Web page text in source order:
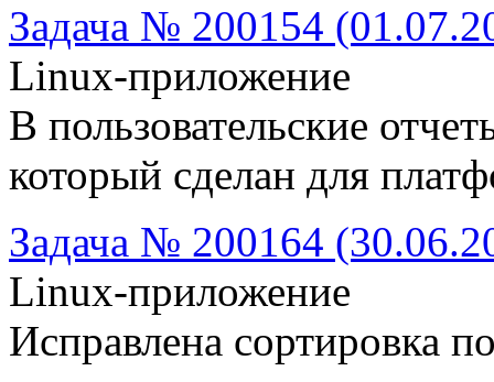
Задача № 200154
Linux-приложение
В пользовательские
который сделан для
Задача № 200164
Linux-приложение
Исправлена сортировка